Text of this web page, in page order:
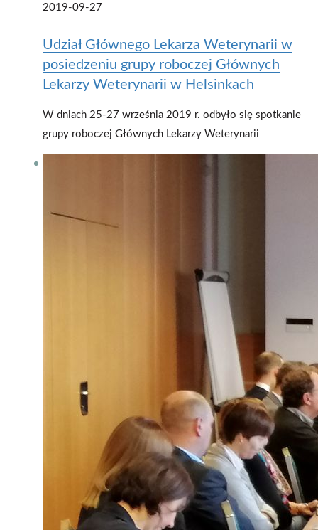
2019-09-27
Udział Głównego Lekarza Weterynarii w
posiedzeniu grupy roboczej Głównych
Lekarzy Weterynarii w Helsinkach
W dniach 25-27 września 2019 r. odbyło się spotkanie
grupy roboczej Głównych Lekarzy Weterynarii